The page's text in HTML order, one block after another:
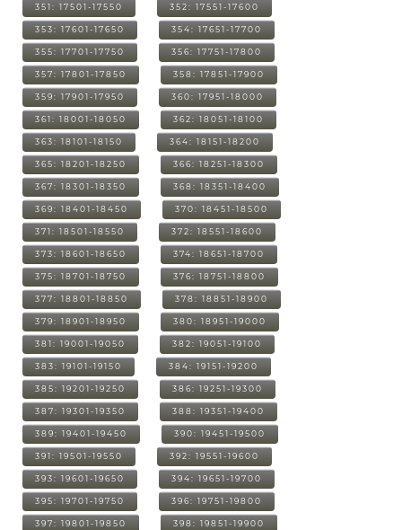
351: 17501-17550 352: 17551-17600
353: 17601-17650 354: 17651-17700
355: 17701-17750 356: 17751-17800
357: 17801-17850 358: 17851-17900
359: 17901-17950 360: 17951-18000
361: 18001-18050 362: 18051-18100
363: 18101-18150 364: 18151-18200
365: 18201-18250 366: 18251-18300
367: 18301-18350 368: 18351-18400
369: 18401-18450 370: 18451-18500
371: 18501-18550 372: 18551-18600
373: 18601-18650 374: 18651-18700
375: 18701-18750 376: 18751-18800
377: 18801-18850 378: 18851-18900
379: 18901-18950 380: 18951-19000
381: 19001-19050 382: 19051-19100
383: 19101-19150 384: 19151-19200
385: 19201-19250 386: 19251-19300
387: 19301-19350 388: 19351-19400
389: 19401-19450 390: 19451-19500
391: 19501-19550 392: 19551-19600
393: 19601-19650 394: 19651-19700
395: 19701-19750 396: 19751-19800
397: 19801-19850 398: 19851-19900